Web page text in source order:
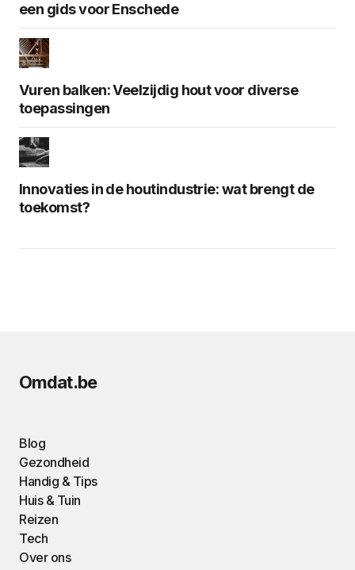
een gids voor Enschede
Vuren balken: Veelzijdig hout voor diverse
toepassingen
Innovaties in de houtindustrie: wat brengt de
toekomst?
Omdat.be
Blog
Gezondheid
Handig & Tips
Huis & Tuin
Reizen
Tech
Over ons